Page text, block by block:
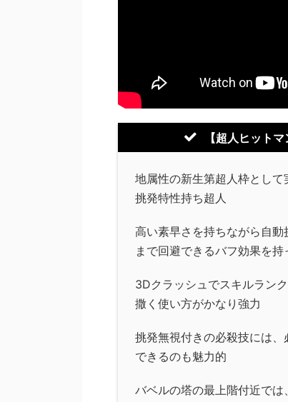
【超人ヒット
地属性の新生第超人枠とし
挑発特性持ち超人
高い素早さを持ちながら自
まで回避できるバフ効果を持
3Dクラッシュでスキルラン
撒く使い方がかなり強力
挑発無視付きの必殺技には
できるのも魅力的
バベルの塔の最上階付近で